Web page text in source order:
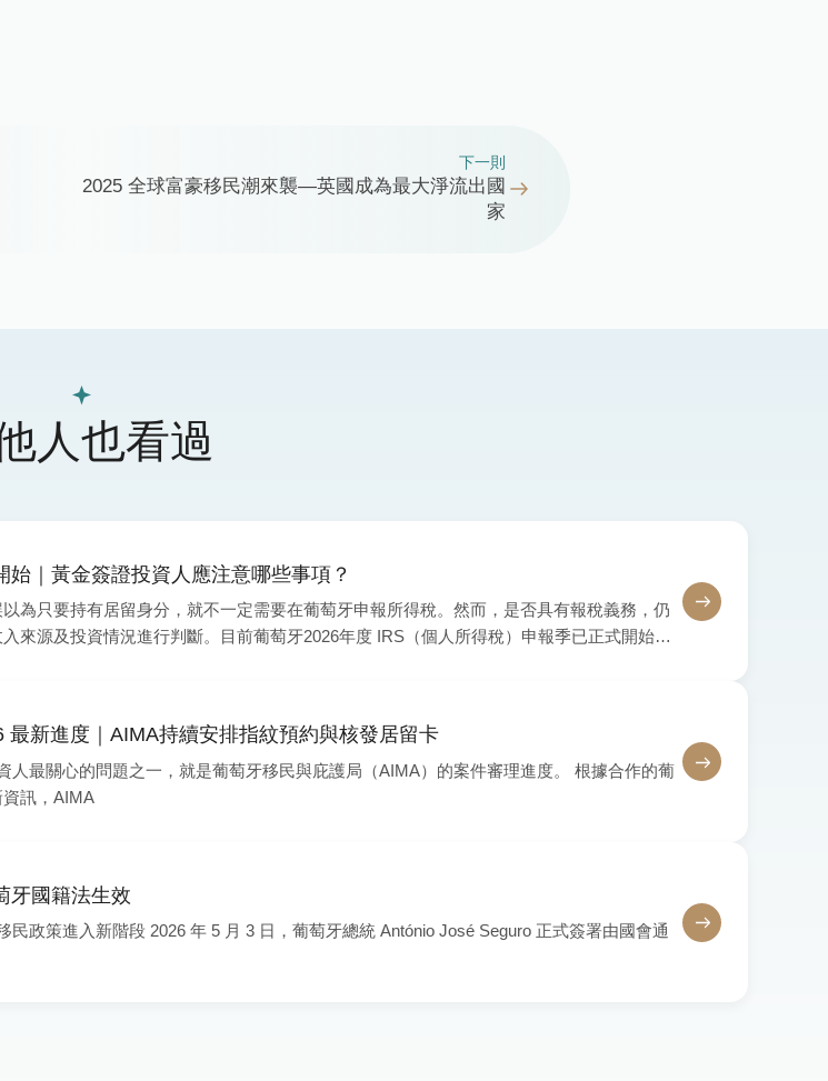
下一則
2025 全球富豪移民潮來襲—英國成為最大淨流出國
家
人也看過
｜黃金簽證投資人應注意哪些事項？
為只要持有居留身分，就不一定需要在葡萄牙申報所得稅。然而，是否具有報稅義務，仍
來源及投資情況進行判斷。目前葡萄牙2026年度 IRS（個人所得稅）申報季已正式開始，
得的收入。無論您持有葡萄牙黃金簽證、永久居留身分，或在葡萄牙擁有租金收入、投資收
最新進度｜AIMA持續安排指紋預約與核發居留卡
最關心的問題之一，就是葡萄牙移民與庇護局（AIMA）的案件審理進度。 根據合作的葡
訊，AIMA
牙國籍法生效
政策進入新階段 2026 年 5 月 3 日，葡萄牙總統 António José Seguro 正式簽署由國會通